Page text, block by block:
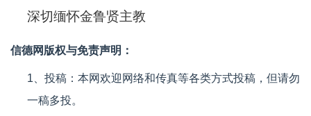
深切缅怀金鲁贤主教
信德网版权与免责声明：
1、投稿：本网欢迎网络和传真等各类方式投稿，但请勿
一稿多投。